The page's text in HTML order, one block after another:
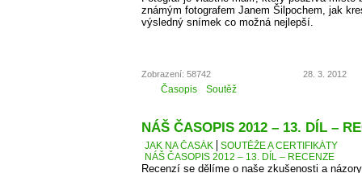
známým fotografem Janem Šilpochem, jak
výsledný snímek co možná nejlepší.
Zobrazení: 58742 28. 3. 2012
Časopis Soutěž
NÁŠ ČASOPIS 2012 – 13. DÍL –
JAK NA ČASÁK
SOUTĚŽE A CERTIFIKÁTY
NÁŠ ČASOPIS 2012 – 13. DÍL – RECENZE
Recenzí se dělíme o naše zkušenosti a